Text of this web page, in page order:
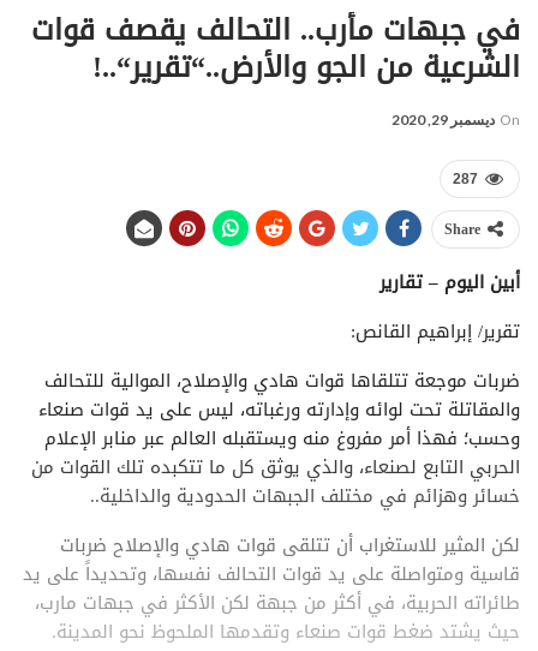
في جبهات مأرب.. التحالف يقصف قوات
الشرعية من الجو والأرض..“تقرير“..!
On ديسمبر 29, 2020
287
Share
أبين اليوم – تقارير
تقرير/ إبراهيم القانص:
ضربات موجعة تتلقاها قوات هادي والإصلاح، الموالية للتحالف
والمقاتلة تحت لوائه وإدارته ورغباته، ليس على يد قوات صنعاء
وحسب؛ فهذا أمر مفروغ منه ويستقبله العالم عبر منابر الإعلام
الحربي التابع لصنعاء، والذي يوثق كل ما تتكبده تلك القوات من
خسائر وهزائم في مختلف الجبهات الحدودية والداخلية..
لكن المثير للاستغراب أن تتلقى قوات هادي والإصلاح ضربات
قاسية ومتواصلة على يد قوات التحالف نفسها، وتحديداً على يد
طائراته الحربية، في أكثر من جبهة لكن الأكثر في جبهات مارب،
حيث يشتد ضغط قوات صنعاء وتقدمها الملحوظ نحو المدينة.